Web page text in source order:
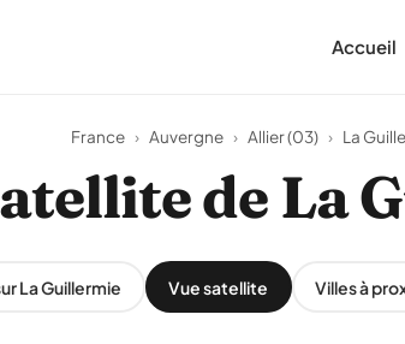
Accueil
France › Auvergne › Allier (03) › La
de La
La Guillermie Vue satellite Villes à